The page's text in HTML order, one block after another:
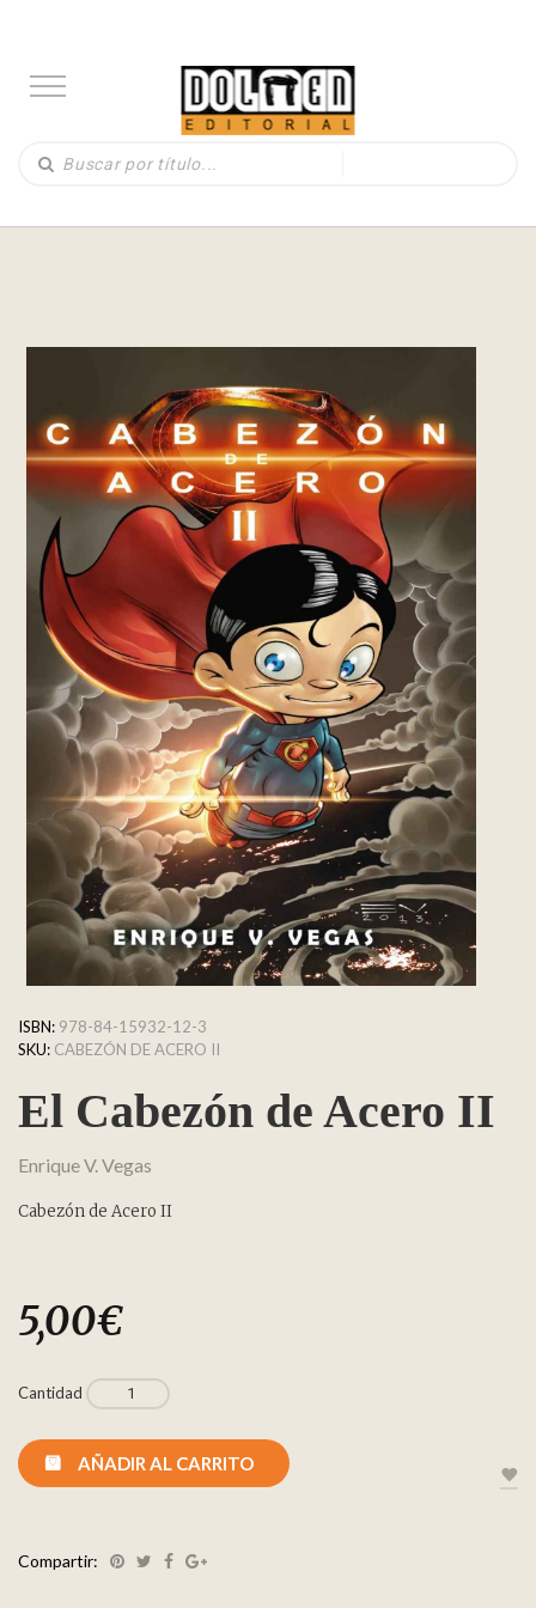
ISBN: 978-84-15932-12-3
SKU: CABEZÓN DE ACERO II
El Cabezón de Acero II
Enrique V. Vegas
Cabezón de Acero II
5,00€
Cantidad
AÑADIR AL CARRITO
Compartir: